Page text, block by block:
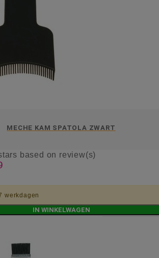
MECHE KAM SPATOLA ZWART
based on review(s)
werkdagen
IN WINKELWAGEN